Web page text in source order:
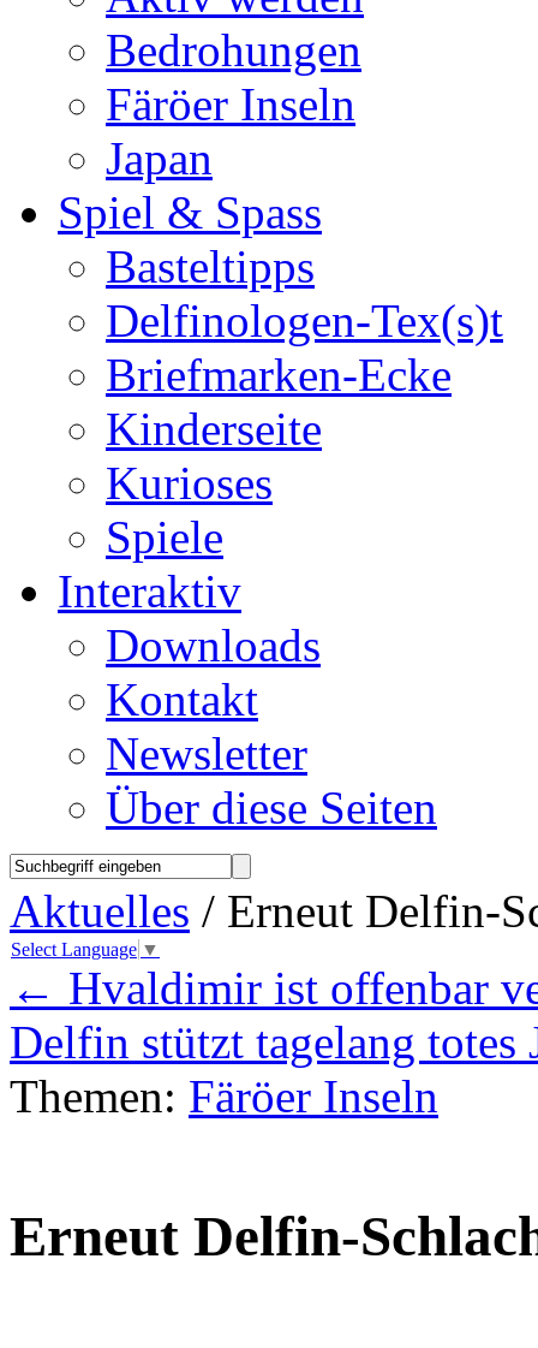
Bedrohungen
Färöer Inseln
Japan
Spiel & Spass
Basteltipps
Delfinologen-Tex(s)t
Briefmarken-Ecke
Kinderseite
Kurioses
Spiele
Interaktiv
Downloads
Kontakt
Newsletter
Über diese Seiten
Aktuelles / Erneut Delfin-
Select Language ▼
← Hvaldimir ist offenbar
Delfin stützt tagelang
Themen: Färöer Inseln
Erneut Delfin-